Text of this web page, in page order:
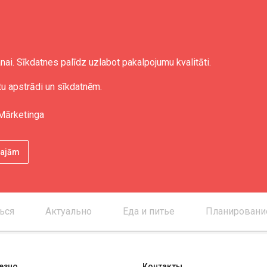
Sīkdatnes palīdz uzlabot pakalpojumu kvalitāti.
apstrādi un sīkdatnēm.
Актуально Еда и питье